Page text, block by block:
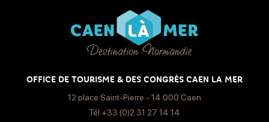
OFFICE DE TOURISME & DES CONGRÈS CAEN LA MER
12 place Saint-Pierre - 14 000 Caen
Tél.+33 (0)2 31 27 14 14